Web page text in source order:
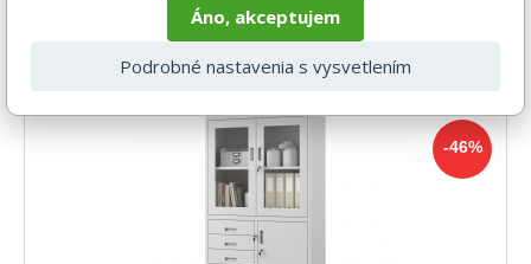
-46%
Áno, akceptujem
Podrobné nastavenia s vysvetlením